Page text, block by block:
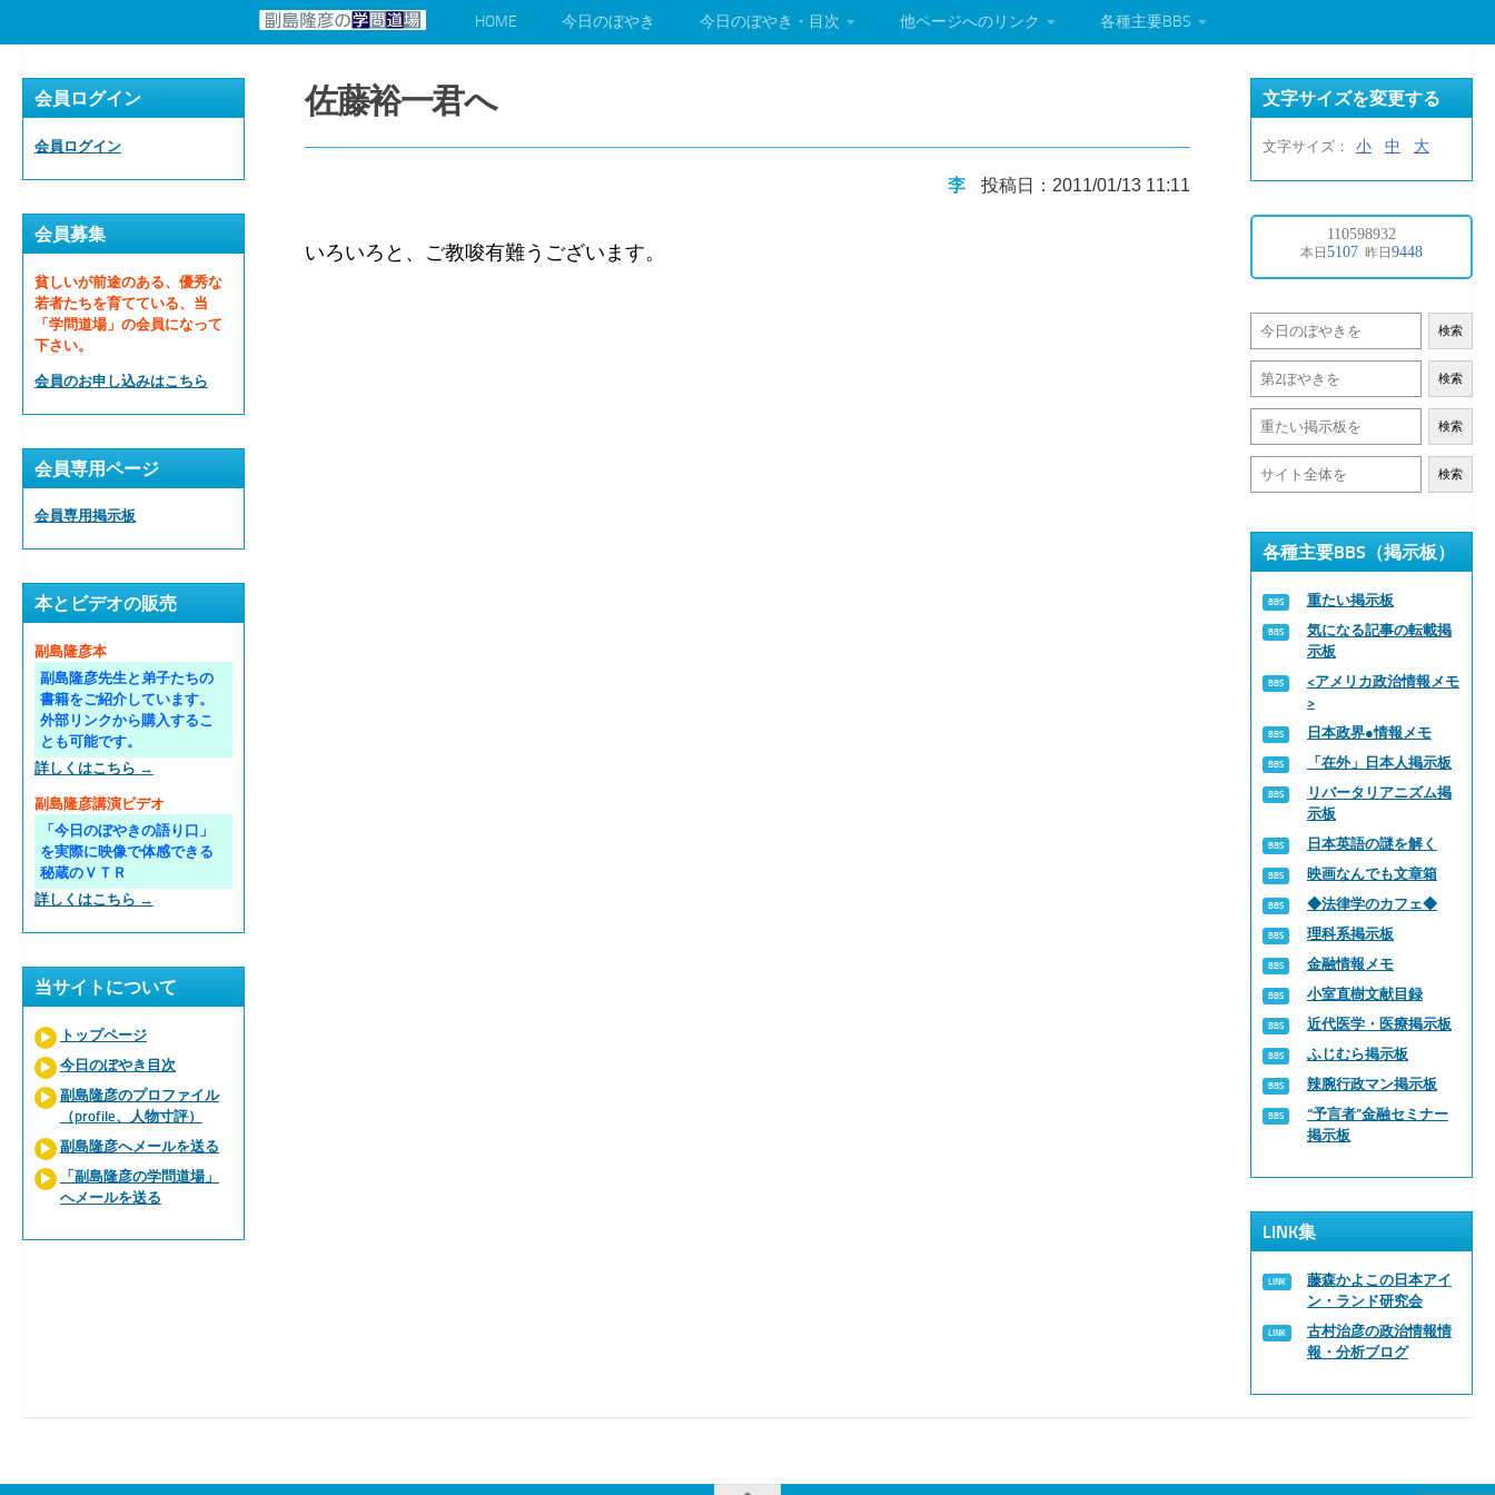
HOME 今日のぼやき 今日のぼやき・目次 他ページへのリンク 各種主要BBS
佐藤裕一君へ
李 投稿日：2011/01/13 11:11
いろいろと、ご教唆有難うございます。
会員ログイン
会員ログイン
会員募集
貧しいが前途のある、優秀な
若者たちを育てている、当
「学問道場」の会員になって
下さい。
会員のお申し込みはこちら
会員専用ページ
会員専用掲示板
本とビデオの販売
副島隆彦本
副島隆彦先生と弟子たちの
書籍をご紹介しています。
外部リンクから購入するこ
とも可能です。
詳しくはこちら →
副島隆彦講演ビデオ
「今日のぼやきの語り口」
を実際に映像で体感できる
秘蔵のＶＴＲ
詳しくはこちら →
当サイトについて
トップページ
今日のぼやき目次
副島隆彦のプロファイル
（profile、人物寸評）
副島隆彦へメールを送る
「副島隆彦の学問道場」
へメールを送る
文字サイズを変更する
文字サイズ： 小 中 大
検索
検索
検索
検索
各種主要BBS（掲示板）
重たい掲示板
気になる記事の転載掲
示板
<アメリカ政治情報メモ
>
日本政界●情報メモ
「在外」日本人掲示板
リバータリアニズム掲
示板
日本英語の謎を解く
映画なんでも文章箱
◆法律学のカフェ◆
理科系掲示板
金融情報メモ
小室直樹文献目録
近代医学・医療掲示板
ふじむら掲示板
辣腕行政マン掲示板
“予言者”金融セミナー
掲示板
LINK集
藤森かよこの日本アイ
ン・ランド研究会
古村治彦の政治情報情
報・分析ブログ